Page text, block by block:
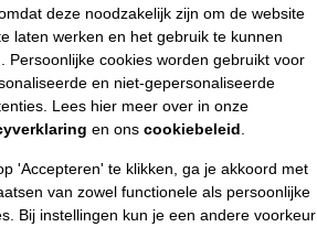
deze noodzakelijk zijn om de website
laten werken en het gebruik te kunnen
Persoonlijke cookies worden gebruikt voor
en niet-gepersonaliseerde
Lees hier meer over in onze
en ons cookiebeleid
'Accepteren' te klikken, ga je akkoord met
van zowel functionele als persoonlijke
Bij instellingen kun je een andere voorkeur